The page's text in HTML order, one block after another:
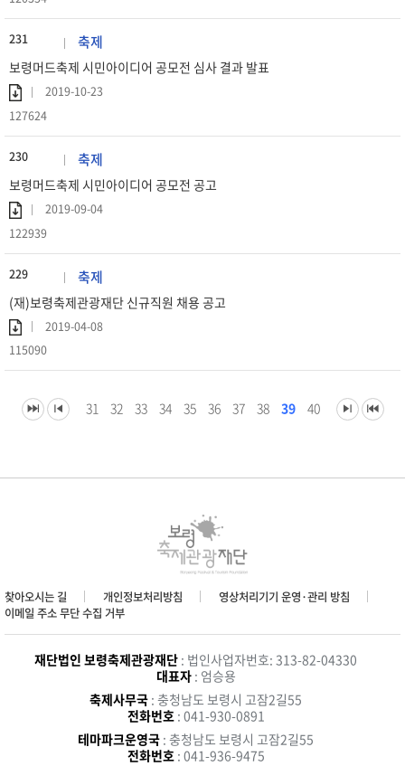
231 축제
보령머드축제 시민아이디어 공모전 심사 결과 발표
2019-10-23
127624
230 축제
보령머드축제 시민아이디어 공모전 공고
2019-09-04
122939
229 축제
(재)보령축제관광재단 신규직원 채용 공고
2019-04-08
115090
31 32 33 34 35 36 37 38 39 40
찾아오시는 길 개인정보처리방침
영상처리기기 운영·관리 방침
이메일 주소 무단 수집 거부
재단법인 보령축제관광재단 : 법인사업자번호: 313-82-04330
대표자: 엄승용
축제사무국 : 충청남도 보령시 고잠2길55
전화번호 : 041-930-0891
테마파크운영국 : 충청남도 보령시 고잠2길55
전화번호 : 041-936-9475